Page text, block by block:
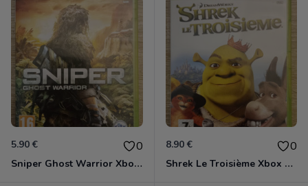
5.90 € 0
Sniper Ghost Warrior Xbox 360
8.90 € 0
Shrek Le Troisième Xbox 360